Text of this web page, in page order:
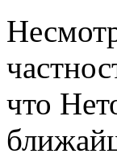
что